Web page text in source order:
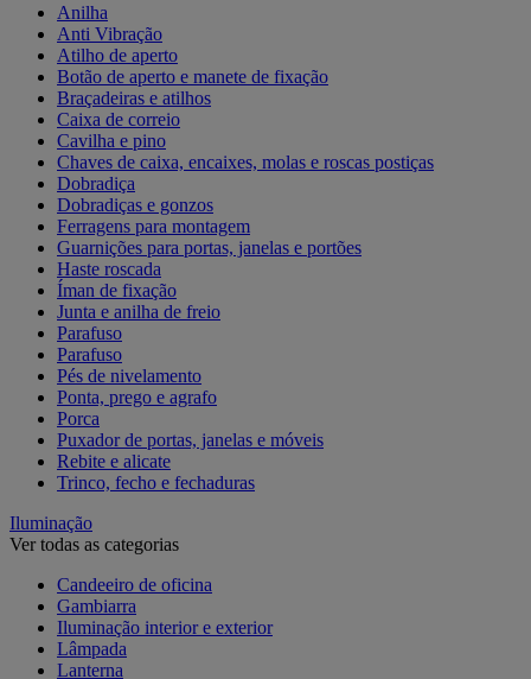
Anilha
Anti Vibração
Atilho de aperto
Botão de aperto e manete de fixação
Braçadeiras e atilhos
Caixa de correio
Cavilha e pino
Chaves de caixa, encaixes, molas e roscas postiças
Dobradiça
Dobradiças e gonzos
Ferragens para montagem
Guarnições para portas, janelas e portões
Haste roscada
Íman de fixação
Junta e anilha de freio
Parafuso
Parafuso
Pés de nivelamento
Ponta, prego e agrafo
Porca
Puxador de portas, janelas e móveis
Rebite e alicate
Trinco, fecho e fechaduras
Iluminação
Ver todas as categorias
Candeeiro de oficina
Gambiarra
Iluminação interior e exterior
Lâmpada
Lanterna